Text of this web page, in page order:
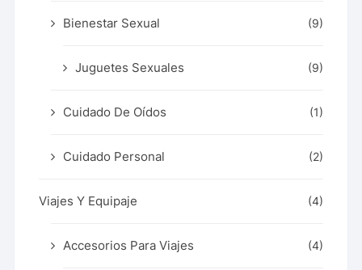
Bienestar Sexual (9)
Juguetes Sexuales (9)
Cuidado De Oídos (1)
Cuidado Personal (2)
Viajes Y Equipaje (4)
Accesorios Para Viajes (4)